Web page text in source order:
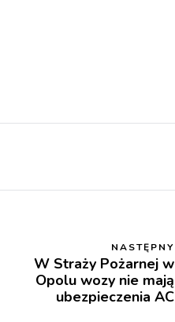
NASTĘPNY
W Straży Pożarnej w
Opolu wozy nie mają
ubezpieczenia AC